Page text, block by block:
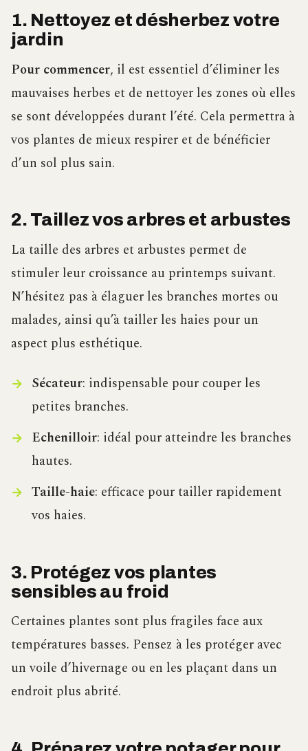
1. Nettoyez et désherbez votre
jardin
Pour commencer, il est essentiel d’éliminer les
mauvaises herbes et de nettoyer les zones où elles
se sont développées durant l’été. Cela permettra à
vos plantes de mieux respirer et de bénéficier
d’un sol plus sain.
2. Taillez vos arbres et arbustes
La taille des arbres et arbustes permet de
stimuler leur croissance au printemps suivant.
N’hésitez pas à élaguer les branches mortes ou
malades, ainsi qu’à tailler les haies pour un
aspect plus esthétique.
Sécateur: indispensable pour couper les
petites branches.
Echenilloir: idéal pour atteindre les branches
hautes.
Taille-haie: efficace pour tailler rapidement
vos haies.
3. Protégez vos plantes
sensibles au froid
Certaines plantes sont plus fragiles face aux
températures basses. Pensez à les protéger avec
un voile d’hivernage ou en les plaçant dans un
endroit plus abrité.